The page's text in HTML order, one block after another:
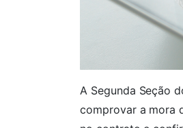
A Segunda Seção
comprovar a mora